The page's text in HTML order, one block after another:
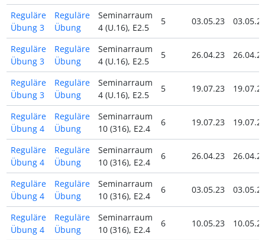
Reguläre
Übung 3
Reguläre
Übung
Seminarraum
4 (U.16), E2.5
5 03.05.23
Reguläre
Übung 3
Reguläre
Übung
Seminarraum
4 (U.16), E2.5
5 26.04.23
Reguläre
Übung 3
Reguläre
Übung
Seminarraum
4 (U.16), E2.5
5 19.07.23
Reguläre
Übung 4
Reguläre
Übung
Seminarraum
10 (316), E2.4
6 19.07.23
Reguläre
Übung 4
Reguläre
Übung
Seminarraum
10 (316), E2.4
6 26.04.23
Reguläre
Übung 4
Reguläre
Übung
Seminarraum
10 (316), E2.4
6 03.05.23
Reguläre
Übung 4
Reguläre
Übung
Seminarraum
10 (316), E2.4
6 10.05.23